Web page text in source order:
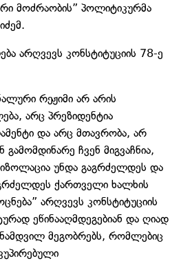
მოძრაობის” პოლიტიკურმა
არღვევს კონსტიტუციის 78-ე
რეჟიმი არ არის
არც პრეზიდენტია
და არც მთავრობა, არ
გამომდინარე ჩვენ მიგვაჩნია,
უნდა გაგრძელდეს და
ქართველი ხალხის
არღვევს კონსტიტუციის
ეწინააღმდეგებიან და ღიად
ნამდვილ მეგობრებს, რომლებიც